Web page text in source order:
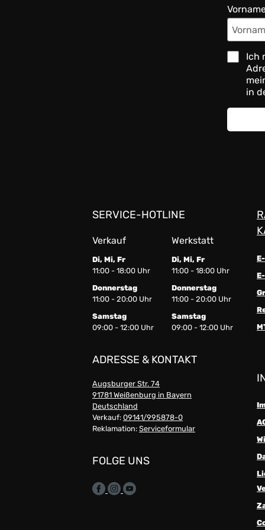
Ich
in
SERVICE-HOTLINE
Verkauf Werkstatt
Di, Mi, Fr
11:00 - 18:00 Uhr
Di, Mi, Fr
11:00 - 18:00 Uhr
Donnerstag
11:00 - 20:00 Uhr
Donnerstag
11:00 - 20:00 Uhr
Samstag
09:00 - 12:00 Uhr
Samstag
09:00 - 12:00 Uhr
ADRESSE & KONTAKT
Augsburger Str. 74
91781 Weißenburg in Bayern
Deutschland
Verkauf: 09141/995878-0
Reklamation: Serviceformular
FOLGE UNS